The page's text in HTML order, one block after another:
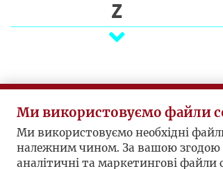
Z
Ż
Ми використовуємо файли
Ми використовуємо необхідні
належним чином. За вашою
аналітичні та маркетингові